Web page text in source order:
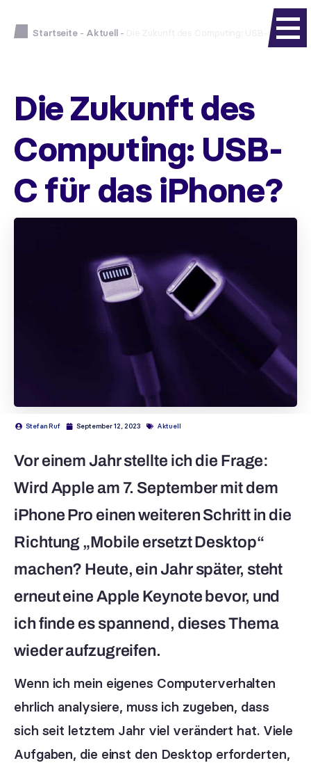
Startseite - Aktuell - Die Zukunft des Computing: USB-C für das
Die Zukunft des
Computing: USB-
C für das iPhone?
Stefan Ruf September 12, 2023 Aktuell
Vor einem Jahr stellte ich die Frage:
Wird Apple am 7. September mit dem
iPhone Pro einen weiteren Schritt in die
Richtung „Mobile ersetzt Desktop“
machen? Heute, ein Jahr später, steht
erneut eine Apple Keynote bevor, und
ich finde es spannend, dieses Thema
wieder aufzugreifen.
Wenn ich mein eigenes Computerverhalten
ehrlich analysiere, muss ich zugeben, dass
sich seit letztem Jahr viel verändert hat. Viele
Aufgaben, die einst den Desktop erforderten,